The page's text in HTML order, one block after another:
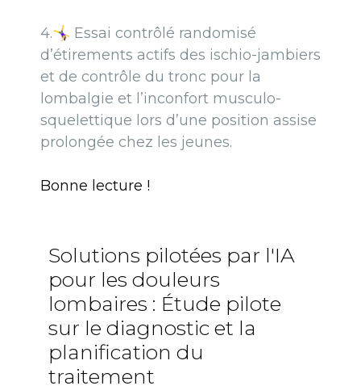
4.🤸‍♀️ Essai contrôlé randomisé
d’étirements actifs des ischio-jambiers
et de contrôle du tronc pour la
lombalgie et l’inconfort musculo-
squelettique lors d’une position assise
prolongée chez les jeunes.
Bonne lecture !
Solutions pilotées par l'IA
pour les douleurs
lombaires : Étude pilote
sur le diagnostic et la
planification du
traitement